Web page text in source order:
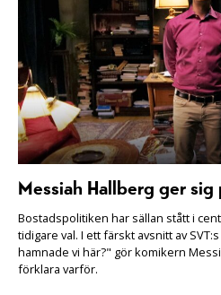
Messiah Hallberg ger
Bostadspolitiken har sällan stått i
tidigare val. I ett färskt avsnitt av
hamnade vi här?" gör komikern
förklara varför.